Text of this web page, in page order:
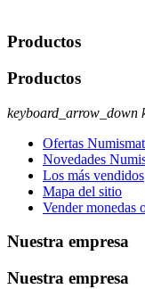
Productos
Productos
keyboard_arrow_down
Ofertas
Novedades
Los más vendidos
Mapa del sitio
Vender monedas
Nuestra empresa
Nuestra empresa